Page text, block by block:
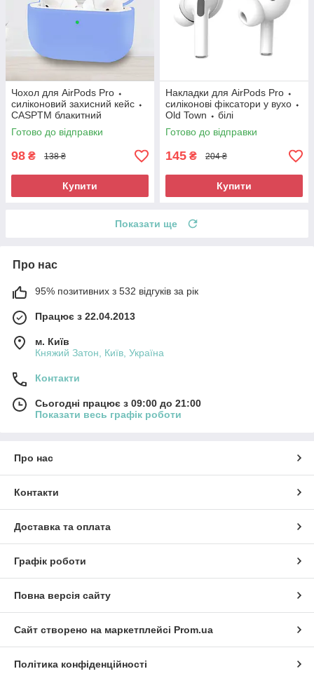
Чохол для AirPods Pro ⬩
силіконовий захисний кейс ⬩
CASPTM блакитний
Готово до відправки
98 ₴ 138 ₴
Купити
Накладки для AirPods Pro ⬩
силіконові фіксатори у вухо ⬩
Old Town ⬩ білі
Готово до відправки
145 ₴ 204 ₴
Купити
Показати ще
Про нас
95% позитивних з 532 відгуків за рік
Працює з 22.04.2013
м. Київ
Княжий Затон, Київ, Україна
Контакти
Сьогодні працює з 09:00 до 21:00
Показати весь графік роботи
Про нас
Контакти
Доставка та оплата
Графік роботи
Повна версія сайту
Сайт створено на маркетплейсі Prom.ua
Політика конфіденційності